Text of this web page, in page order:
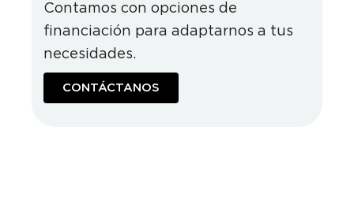
Contamos con opciones de
financiación para adaptarnos a tus
necesidades.
CONTÁCTANOS